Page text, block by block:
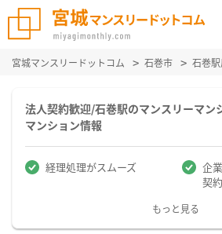
宮城マンスリードットコム 石巻市 石巻
法人契約歓迎/石巻駅のマンスリーマン
マンション情報
経理処理がスムーズ
企
契約
もっと見る